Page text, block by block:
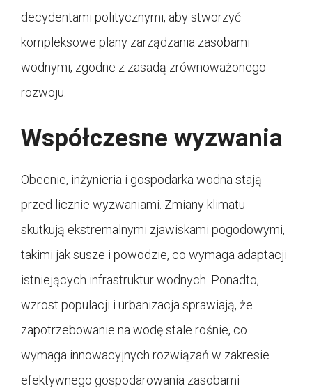
decydentami politycznymi, aby stworzyć
kompleksowe plany zarządzania zasobami
wodnymi, zgodne z zasadą zrównoważonego
rozwoju.
Współczesne wyzwania
Obecnie, inżynieria i gospodarka wodna stają
przed licznie wyzwaniami. Zmiany klimatu
skutkują ekstremalnymi zjawiskami pogodowymi,
takimi jak susze i powodzie, co wymaga adaptacji
istniejących infrastruktur wodnych. Ponadto,
wzrost populacji i urbanizacja sprawiają, że
zapotrzebowanie na wodę stale rośnie, co
wymaga innowacyjnych rozwiązań w zakresie
efektywnego gospodarowania zasobami